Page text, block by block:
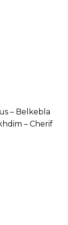
– Belkebla
– Cherif